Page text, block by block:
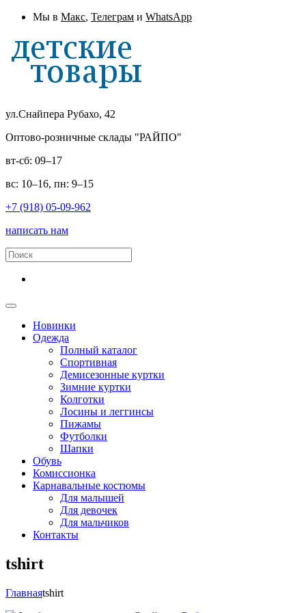
Мы в Макс, Телеграм и WhatsApp
ул.Снайпера Рубахо, 42
Оптово-розничные склады "РАЙПО"
вт-сб: 09–17
вс: 10–16, пн: 9–15
+7 (918) 05-09-962
написать нам
Новинки
Одежда
Полный каталог
Спортивная
Демисезонные куртки
Зимние куртки
Колготки
Лосины и леггинсы
Пижамы
Футболки
Шапки
Обувь
Комиссионка
Карнавальные костюмы
Для малышей
Для девочек
Для мальчиков
Контакты
tshirt
Главнаяtshirt